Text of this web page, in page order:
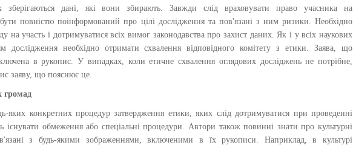
зберігаються дані, які вони збирають. Завжди слід враховувати право учасника на
повністю поінформований про цілі дослідження та пов'язані з ним ризики. Необхідно
на участь і дотримуватися всіх вимог законодавства про захист даних. Як і у всіх наукових
дослідження необхідно отримати схвалення відповідного комітету з етики. Заява, що
в рукопис. У випадках, коли етичне схвалення оглядових досліджень не потрібне,
заяву, що пояснює це.
громад
яких конкретних процедур затвердження етики, яких слід дотримуватися при проведенні
існувати обмеження або спеціальні процедури. Автори також повинні знати про культурні
з будь-якими зображеннями, включеними в їх рукописи. Наприклад, в культурі